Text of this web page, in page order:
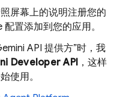
屏幕上的说明注册您的
置添加到您的应用。
API 提供方”时，我
Developer API ，这样
使用。